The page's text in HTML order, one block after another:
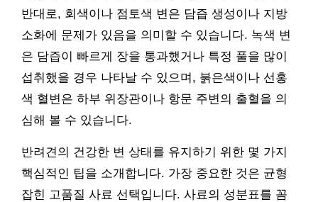
반대로, 회색이나 점토색 변은 담즙 생성이나 지방
소화에 문제가 있음을 의미할 수 있습니다. 녹색 변
은 담즙이 빠르게 장을 통과했거나 특정 풀을 많이
섭취했을 경우 나타날 수 있으며, 붉은색이나 선홍
색 혈변은 하부 위장관이나 항문 주변의 출혈을 의
심해 볼 수 있습니다.
반려견의 건강한 변 상태를 유지하기 위한 몇 가지
핵심적인 팁을 소개합니다. 가장 중요한 것은 균형
잡힌 고품질 사료 선택입니다. 사료의 성분표를 꼼